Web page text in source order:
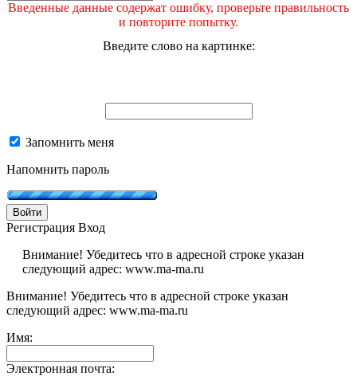
Введенные данные содержат ошибку, проверьте правильность
и повторите попытку.
Введите слово на картинке:
Запомнить меня
Напомнить пароль
Войти
Регистрация Вход
Внимание! Убедитесь что в адресной строке указан
следующий адрес: www.ma-ma.ru
Внимание! Убедитесь что в адресной строке указан
следующий адрес: www.ma-ma.ru
Имя:
Электронная почта: